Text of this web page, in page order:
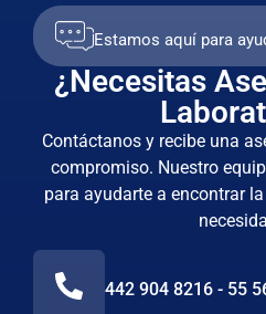
Estamos aquí para
¿Necesitas
Contáctanos y recibe una
compromiso. Nuestro
para ayudarte a encontrar
442 904 8216 - 55